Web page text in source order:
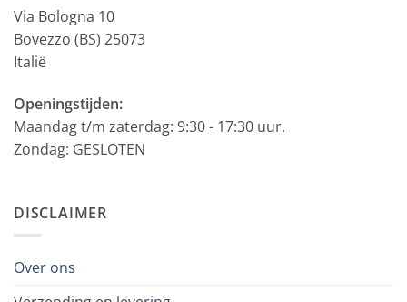
Via Bologna 10
Bovezzo (BS) 25073
Italië
Openingstijden:
Maandag t/m zaterdag: 9:30 - 17:30 uur.
Zondag: GESLOTEN
DISCLAIMER
Over ons